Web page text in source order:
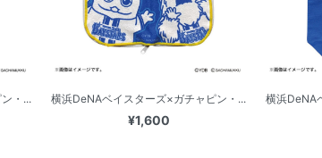
・... 横浜DeNAベイスターズ×ガチャピン・...
¥1,600
横浜DeNA